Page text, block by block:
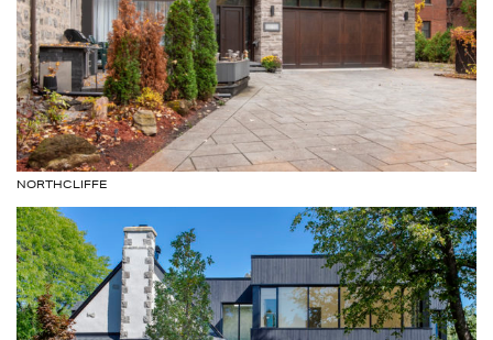
NORTHCLIFFE